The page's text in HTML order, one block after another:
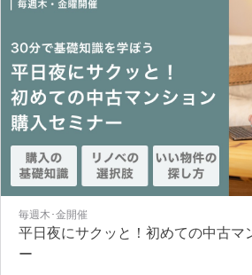
毎週木･金開催
平日夜にサクッと！初めての中古マ
ー